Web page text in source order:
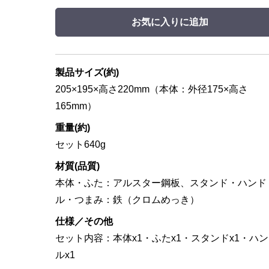
お気に入りに追加
製品サイズ(約)
205×195×高さ220mm（本体：外径175×高さ
165mm）
重量(約)
セット640g
材質(品質)
本体・ふた：アルスター鋼板、スタンド・ハンド
ル・つまみ：鉄（クロムめっき）
仕様／その他
セット内容：本体x1・ふたx1・スタンドx1・ハ
ルx1